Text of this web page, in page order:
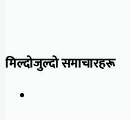
मिल्दोजुल्दो समाचारहरू